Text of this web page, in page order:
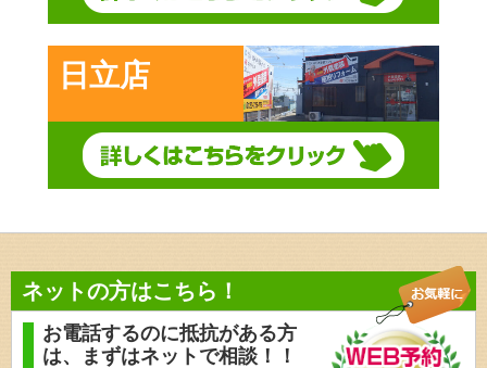
日立店
ネットの方はこちら！
お電話するのに抵抗がある方
は、
まずはネットで相談！！